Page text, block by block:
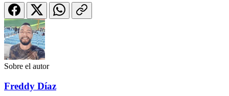
Sobre el autor
Freddy Díaz